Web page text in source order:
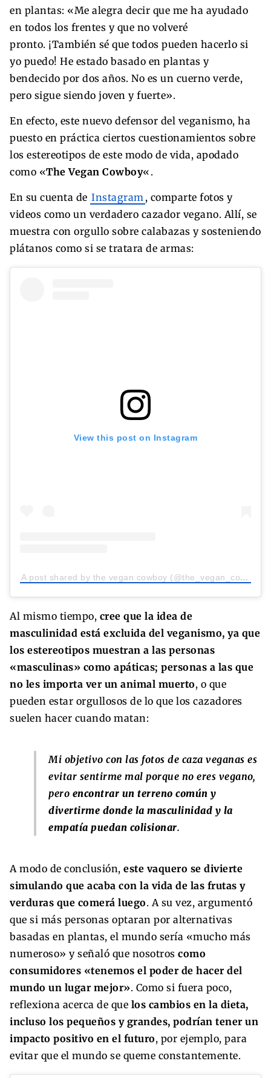
en plantas: «Me alegra decir que me ha ayudado
en todos los frentes y que no volveré
pronto. ¡También sé que todos pueden hacerlo si
yo puedo! He estado basado en plantas y
bendecido por dos años. No es un cuerno verde,
pero sigue siendo joven y fuerte».
En efecto, este nuevo defensor del veganismo, ha
puesto en práctica ciertos cuestionamientos sobre
los estereotipos de este modo de vida, apodado
como «The Vegan Cowboy«.
En su cuenta de Instagram , comparte fotos y
videos como un verdadero cazador vegano. Allí, se
muestra con orgullo sobre calabazas y sosteniendo
plátanos como si se tratara de armas:
View this post on Instagram
A post shared by the vegan cowboy (@the_vegan_cowboy)
Al mismo tiempo, cree que la idea de
masculinidad está excluida del veganismo, ya que
los estereotipos muestran a las personas
«masculinas» como apáticas; personas a las que
no les importa ver un animal muerto, o que
pueden estar orgullosos de lo que los cazadores
suelen hacer cuando matan:
Mi objetivo con las fotos de caza veganas es
evitar sentirme mal porque no eres vegano,
pero encontrar un terreno común y
divertirme donde la masculinidad y la
empatía puedan colisionar.
A modo de conclusión, este vaquero se divierte
simulando que acaba con la vida de las frutas y
verduras que comerá luego. A su vez, argumentó
que si más personas optaran por alternativas
basadas en plantas, el mundo sería «mucho más
numeroso» y señaló que nosotros como
consumidores «tenemos el poder de hacer del
mundo un lugar mejor». Como si fuera poco,
reflexiona acerca de que los cambios en la dieta,
incluso los pequeños y grandes, podrían tener un
impacto positivo en el futuro, por ejemplo, para
evitar que el mundo se queme constantemente.